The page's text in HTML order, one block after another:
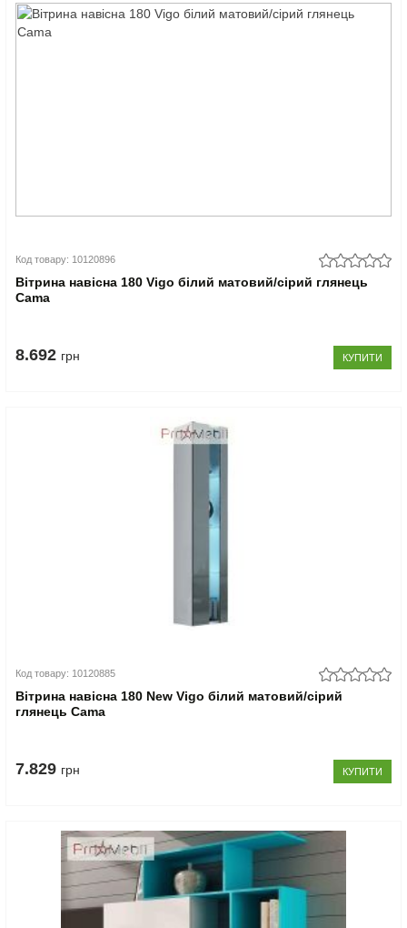
Код товару: 10120896
Вітрина навісна 180 Vigo білий матовий/сірий глянець
Cama
8.692 грн КУПИТИ
Код товару: 10120885
Вітрина навісна 180 New Vigo білий матовий/сірий
глянець Cama
7.829 грн КУПИТИ